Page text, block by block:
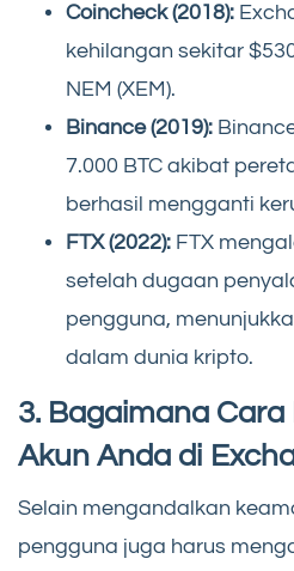
Coincheck (2018):
kehilangan sekitar
NEM (XEM).
Binance (2019):
7.000 BTC akibat
berhasil mengganti
FTX (2022): FTX
setelah dugaan
pengguna,
dalam dunia kripto.
3. Bagaimana
Akun Anda di
Selain mengandalkan
pengguna juga harus